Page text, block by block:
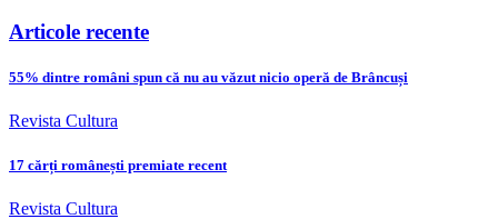
Articole recente
55% dintre români spun că nu au văzut nicio operă de Brâncuși
Revista Cultura
17 cărți românești premiate recent
Revista Cultura